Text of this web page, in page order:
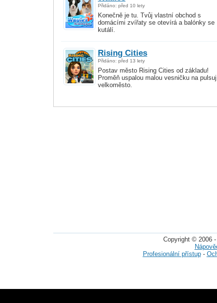
Přidáno: před 10 lety
Konečně je tu. Tvůj vlastní obchod s
domácími zvířaty se otevírá a balónky se
kutálí.
Rising Cities
Přidáno: před 13 lety
Postav město Rising Cities od základu!
Proměň uspalou malou vesničku na
velkoměsto.
Copyright © 2006
Profesionální přístup-